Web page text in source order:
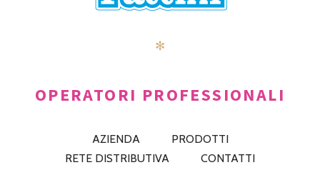
✻
OPERATORI PROFESSIONALI
AZIENDA
PRODOTTI
RETE DISTRIBUTIVA
CONTATTI